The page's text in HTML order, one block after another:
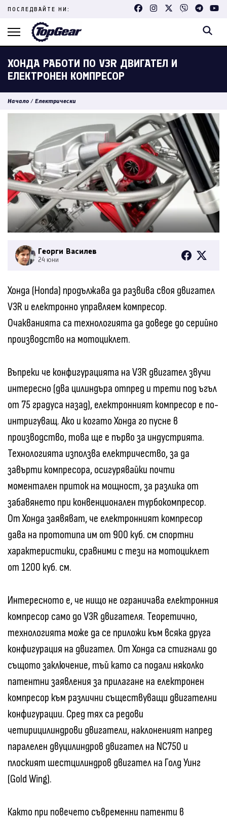
Skip
content
ПОСЛЕДВАЙТЕ НИ:
ХОНДА РАБОТИ ПО V3R ДВИГАТЕЛ И
ЕЛЕКТРОНЕН КОМПРЕСОР
Начало / Електрически
Георги Василев
24 юни
Хонда (Honda) продължава да развива своя двигател
V3R и електронно управляем компресор.
Очакванията са технологията да доведе до серийно
производство на мотоциклет.
Въпреки че конфигурацията на V3R двигател звучи
интересно (два цилиндъра отпред и трети под ъгъл
от 75 градуса назад), електронният компресор е по-
интригуващ. Ако и когато Хонда го пусне в
производство, това ще е първо за индустрията.
Технологията използва електричество, за да
завърти компресора, осигурявайки почти
моментален приток на мощност, за разлика от
забавянето при конвенционален турбокомпресор.
От Хонда заявяват, че електронният компресор
дава на прототипа им от 900 куб. см спортни
характеристики, сравними с тези на мотоциклет
от 1200 куб. см.
Интересното е, че нищо не ограничава електронния
компресор само до V3R двигателя. Теоретично,
технологията може да се приложи към всяка друга
конфигурация на двигател. От Хонда са стигнали до
същото заключение, тъй като са подали няколко
патентни заявления за прилагане на електронен
компресор към различни съществуващи двигателни
конфигурации. Сред тях са редови
четирицилиндрови двигатели, наклоненият напред
паралелен двуцилиндров двигател на NC750 и
плоският шестцилиндров двигател на Голд Уинг
(Gold Wing).
Както при повечето съвременни патенти в